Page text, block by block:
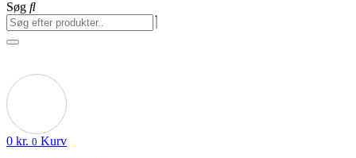
Søg
0 kr. 0 Kurv